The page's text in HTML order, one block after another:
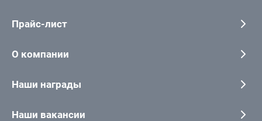
Прайс-лист
О компании
Наши награды
Наши вакансии